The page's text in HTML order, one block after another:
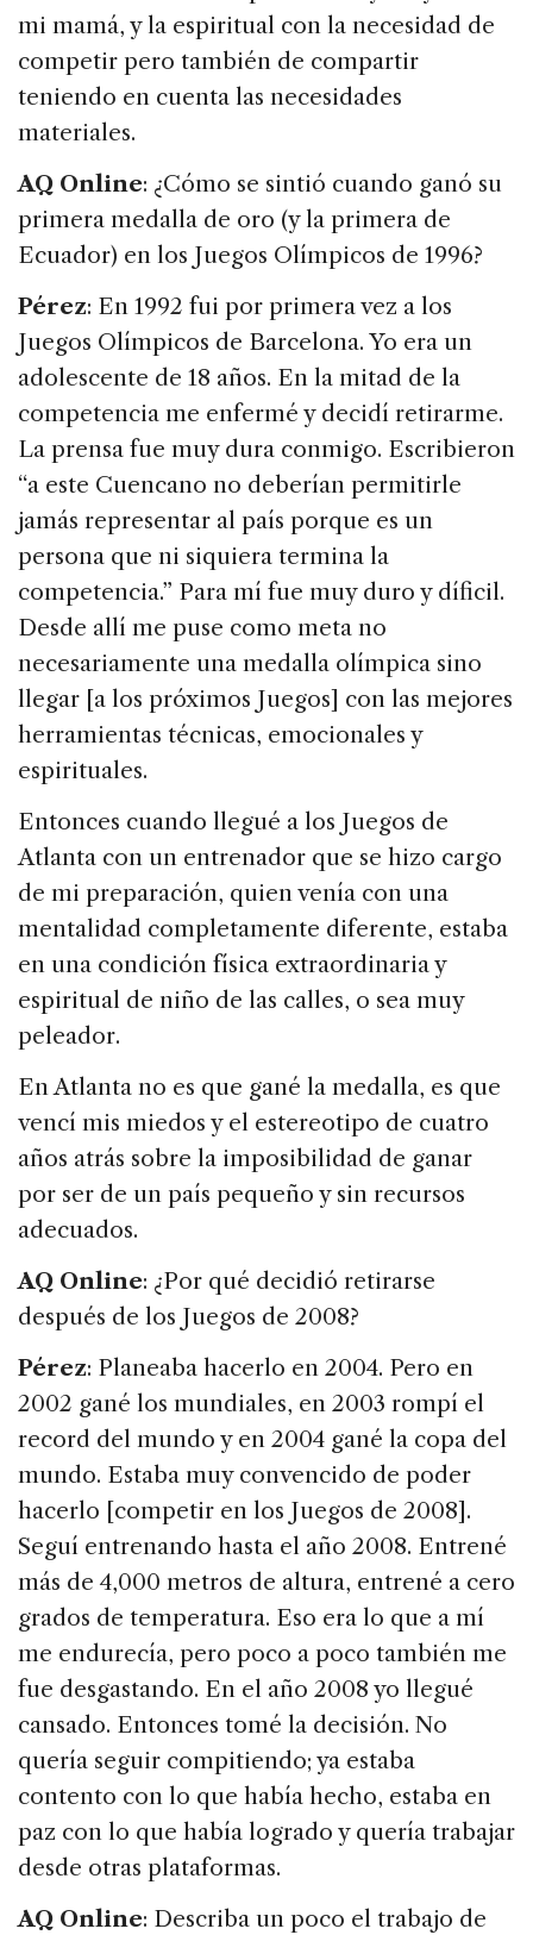
mi mamá, y la espiritual con la necesidad de
competir pero también de compartir
teniendo en cuenta las necesidades
materiales.
AQ Online: ¿Cómo se sintió cuando ganó su
primera medalla de oro (y la primera de
Ecuador) en los Juegos Olímpicos de 1996?
Pérez: En 1992 fui por primera vez a los
Juegos Olímpicos de Barcelona. Yo era un
adolescente de 18 años. En la mitad de la
competencia me enfermé y decidí retirarme.
La prensa fue muy dura conmigo. Escribieron
“a este Cuencano no deberían permitirle
jamás representar al país porque es un
persona que ni siquiera termina la
competencia.” Para mí fue muy duro y díficil.
Desde allí me puse como meta no
necesariamente una medalla olímpica sino
llegar [a los próximos Juegos] con las mejores
herramientas técnicas, emocionales y
espirituales.
Entonces cuando llegué a los Juegos de
Atlanta con un entrenador que se hizo cargo
de mi preparación, quien venía con una
mentalidad completamente diferente, estaba
en una condición física extraordinaria y
espiritual de niño de las calles, o sea muy
peleador.
En Atlanta no es que gané la medalla, es que
vencí mis miedos y el estereotipo de cuatro
años atrás sobre la imposibilidad de ganar
por ser de un país pequeño y sin recursos
adecuados.
AQ Online: ¿Por qué decidió retirarse
después de los Juegos de 2008?
Pérez: Planeaba hacerlo en 2004. Pero en
2002 gané los mundiales, en 2003 rompí el
record del mundo y en 2004 gané la copa del
mundo. Estaba muy convencido de poder
hacerlo [competir en los Juegos de 2008].
Seguí entrenando hasta el año 2008. Entrené
más de 4,000 metros de altura, entrené a cero
grados de temperatura. Eso era lo que a mí
me endurecía, pero poco a poco también me
fue desgastando. En el año 2008 yo llegué
cansado. Entonces tomé la decisión. No
quería seguir compitiendo; ya estaba
contento con lo que había hecho, estaba en
paz con lo que había logrado y quería trabajar
desde otras plataformas.
AQ Online: Describa un poco el trabajo de